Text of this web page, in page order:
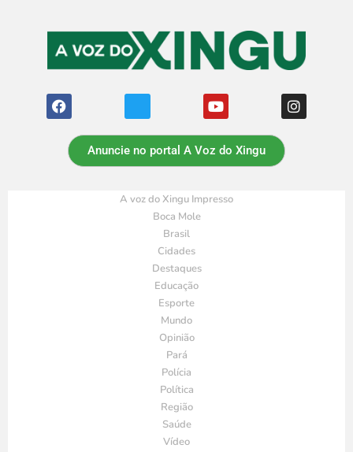
Anuncie no portal A Voz do Xingu
A voz do Xingu Impresso
Boca Mole
Brasil
Cidades
Destaques
Educação
Esporte
Mundo
Opinião
Pará
Polícia
Política
Região
Saúde
Vídeo